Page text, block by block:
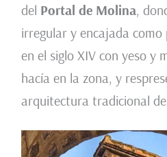
del Portal de Molina,
irregular y encajada como
en el siglo XIV con yeso y
hacía en la zona, y
arquitectura tradicional